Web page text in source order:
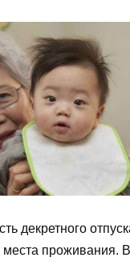
декретного
места проживания. В